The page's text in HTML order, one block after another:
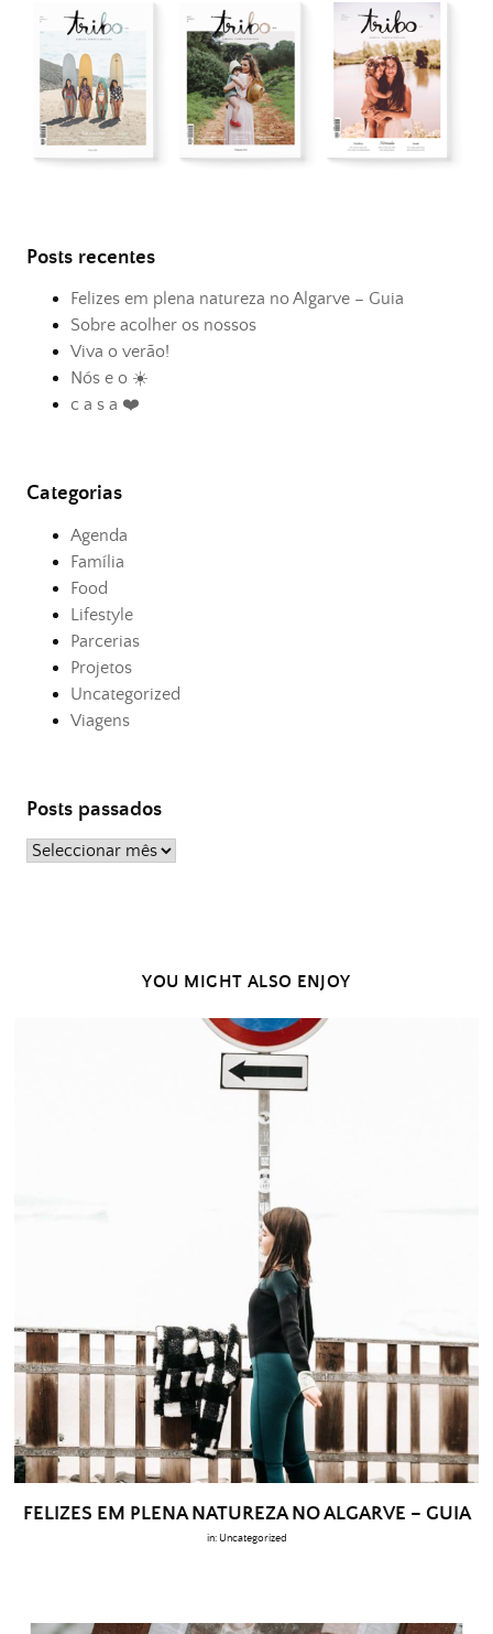
Posts recentes
Felizes em plena natureza no Algarve – Guia
Sobre acolher os nossos
Viva o verão!
Nós e o ☀️
c a s a ❤️
Categorias
Agenda
Família
Food
Lifestyle
Parcerias
Projetos
Uncategorized
Viagens
Posts passados
Posts
YOU MIGHT ALSO ENJOY
FELIZES EM PLENA NATUREZA NO ALGARVE – GUIA
in: Uncategorized